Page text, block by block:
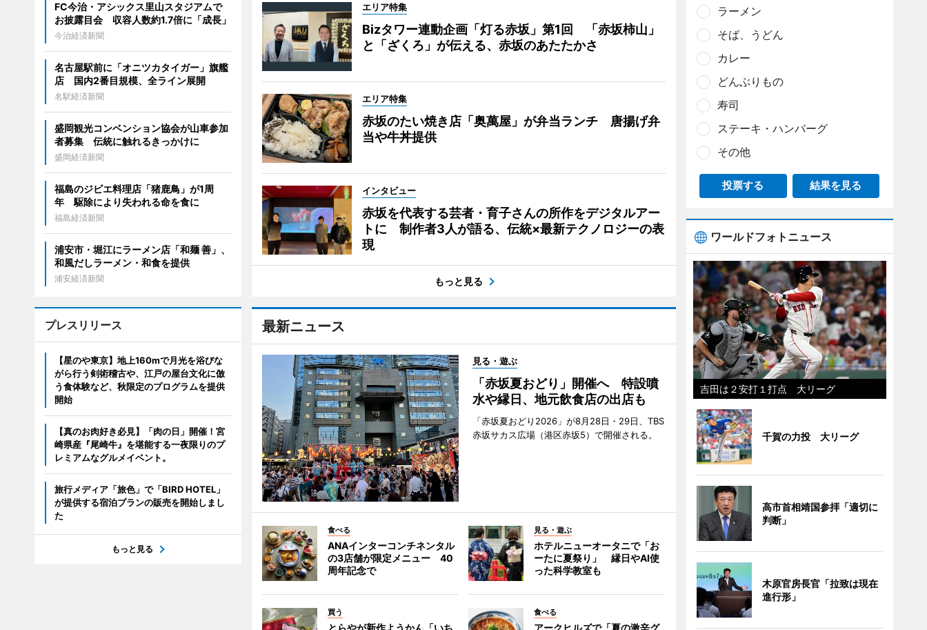
エリア特集
Bizタワー連動企画「灯る赤坂」第1回 「赤坂柿山」
と「ざくろ」が伝える、赤坂のあたたかさ
エリア特集
赤坂のたい焼き店「奥萬屋」が弁当ランチ 唐揚げ弁
当や牛丼提供
インタビュー
赤坂を代表する芸者・育子さんの所作をデジタルアー
トに 制作者3人が語る、伝統×最新テクノロジーの表
現
もっと見る
最新ニュース
見る・遊ぶ
「赤坂夏おどり」開催へ 特設噴
水や縁日、地元飲食店の出店も
「赤坂夏おどり2026」が8月28日・29日、TBS
赤坂サカス広場（港区赤坂5）で開催される。
食べる
ANAインターコンチネンタル
の3店舗が限定メニュー 40
周年記念で
見る・遊ぶ
ホテルニューオータニで「お
ーたに夏祭り」 縁日やAI使
った科学教室も
買う
とらやが新作ようかん「いち
食べる
アークヒルズで「夏の激辛グ
FC今治・アシックス里山スタジアムで
お披露目会 収容人数約1.7倍に「成長」
今治経済新聞
名古屋駅前に「オニツカタイガー」旗艦
店 国内2番目規模、全ライン展開
名駅経済新聞
盛岡観光コンベンション協会が山車参加
者募集 伝統に触れるきっかけに
盛岡経済新聞
福島のジビエ料理店「猪鹿鳥」が1周
年 駆除により失われる命を食に
福島経済新聞
浦安市・堀江にラーメン店「和麺 善」、
和風だしラーメン・和食を提供
浦安経済新聞
プレスリリース
【星のや東京】地上160mで月光を浴びな
がら行う剣術稽古や、江戸の屋台文化に倣
う食体験など、秋限定のプログラムを提供
開始
【真のお肉好き必見】「肉の日」開催！宮
崎県産『尾崎牛』を堪能する一夜限りのプ
レミアムなグルメイベント。
旅行メディア「旅色」で「BIRD HOTEL」
が提供する宿泊プランの販売を開始しまし
た
もっと見る
ラーメン
そば、うどん
カレー
どんぶりもの
寿司
ステーキ・ハンバーグ
その他
投票する 結果を見る
ワールドフォトニュース
吉田は２安打１打点 大リーグ
千賀の力投 大リーグ
高市首相靖国参拝「適切に
判断」
木原官房長官「拉致は現在
進行形」